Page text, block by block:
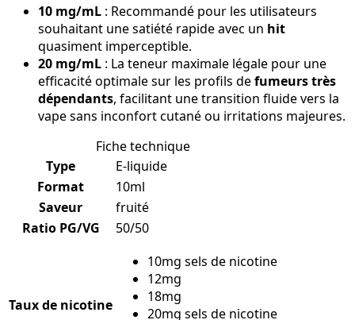
10 mg/mL : Recommandé pour les utilisateurs
souhaitant une satiété rapide avec un hit
quasiment imperceptible.
20 mg/mL : La teneur maximale légale pour une
efficacité optimale sur les profils defumeurs très
dépendants, facilitant une transition fluide vers la
vape sans inconfort cutané ou irritations majeures.
Fiche technique
Type
E-liquide
Format
10ml
Saveur
fruité
Ratio PG/VG
50/50
Taux de nicotine
10mg sels de nicotine
12mg
18mg
20mg sels de nicotine